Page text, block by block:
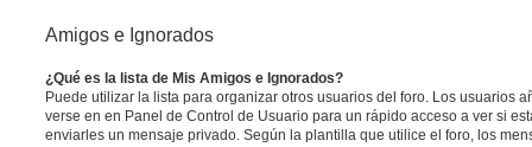
Amigos e Ignorados
¿Qué es la lista de Mis Amigos e Ignorados?
Puede utilizar la lista para organizar otros usuarios del foro. Los usuarios
verse en en Panel de Control de Usuario para un rápido acceso a ver si
enviarles un mensaje privado. Según la plantilla que utilice el foro, los